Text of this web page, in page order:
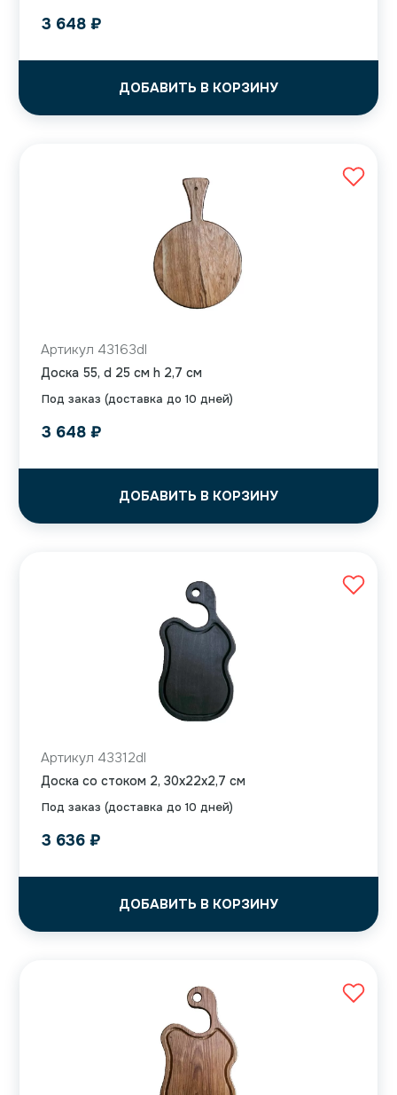
3 648 ₽
ДОБАВИТЬ В КОРЗИНУ
Под заказ (доставка до 10 дней)
Артикул 43163dl
Доска 55, d 25 см h 2,7 см
3 648 ₽
ДОБАВИТЬ В КОРЗИНУ
Под заказ (доставка до 10 дней)
Артикул 43312dl
Доска со стоком 2, 30x22x2,7 см
3 636 ₽
ДОБАВИТЬ В КОРЗИНУ